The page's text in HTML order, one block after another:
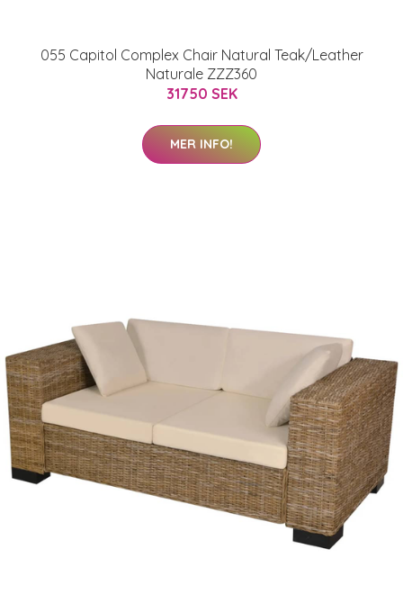
055 Capitol Complex Chair Natural Teak/Leather
Naturale ZZZ360
31750 SEK
MER INFO!